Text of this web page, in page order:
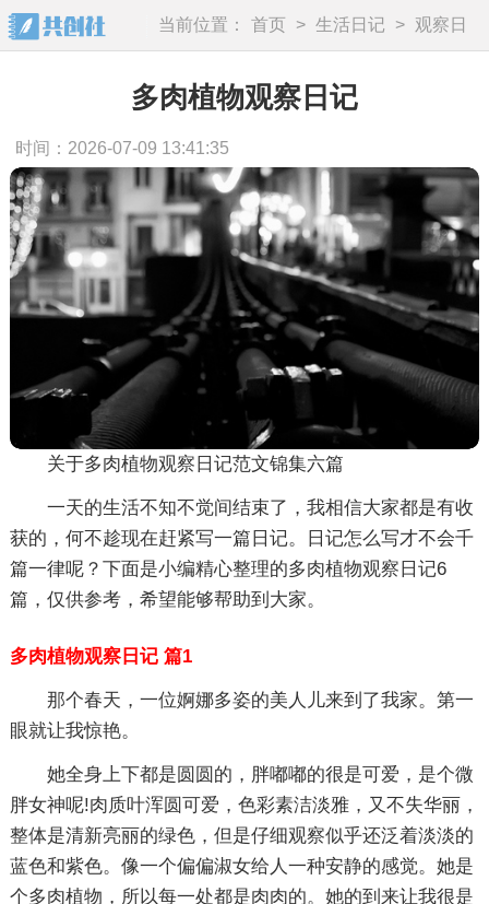
当前位置： 首页 > 生活日记 >
观察日
记
多肉植物观察日记
时间：2026-07-09 13:41:35
关于多肉植物观察日记范文锦集六篇
一天的生活不知不觉间结束了，我相信大家都是有收
获的，何不趁现在赶紧写一篇日记。日记怎么写才不会千
篇一律呢？下面是小编精心整理的多肉植物观察日记6
篇，仅供参考，希望能够帮助到大家。
多肉植物观察日记 篇1
那个春天，一位婀娜多姿的美人儿来到了我家。第一
眼就让我惊艳。
她全身上下都是圆圆的，胖嘟嘟的很是可爱，是个微
胖女神呢!肉质叶浑圆可爱，色彩素洁淡雅，又不失华丽，
整体是清新亮丽的绿色，但是仔细观察似乎还泛着淡淡的
蓝色和紫色。像一个偏偏淑女给人一种安静的感觉。她是
个多肉植物，所以每一处都是肉肉的。她的到来让我很是